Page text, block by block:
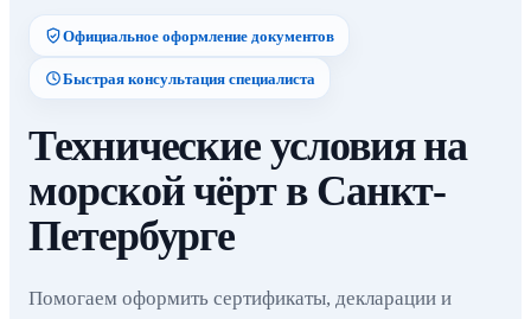
Официальное оформление документов
Быстрая консультация специалиста
Технические условия на
морской чёрт в Санкт-
Петербурге
Помогаем оформить сертификаты, декларации и